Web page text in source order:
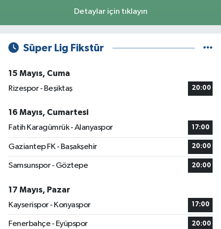
Detaylar için tıklayın
Süper Lig Fikstür
15 Mayıs, Cuma
Rizespor - Beşiktaş
20:00
16 Mayıs, Cumartesi
Fatih Karagümrük - Alanyaspor
17:00
Gaziantep FK - Başakşehir 20:00
Samsunspor - Göztepe 20:00
17 Mayıs, Pazar
Kayserispor - Konyaspor
17:00
Fenerbahçe - Eyüpspor 20:00